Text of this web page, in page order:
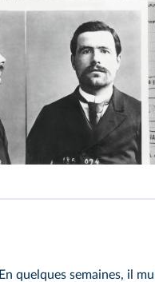
En quelques semaines, il